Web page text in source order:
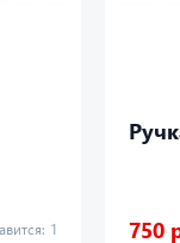
1 750